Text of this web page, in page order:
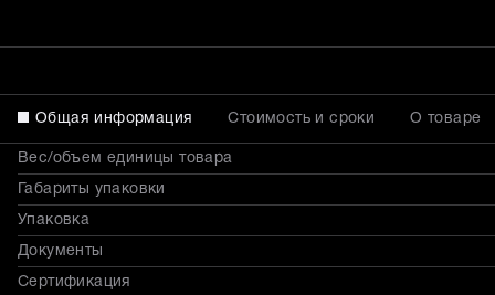
Общая информация Стоимость и сроки О товаре
Вес/объем единицы товара
Габариты упаковки
Упаковка
Документы
Сертификация